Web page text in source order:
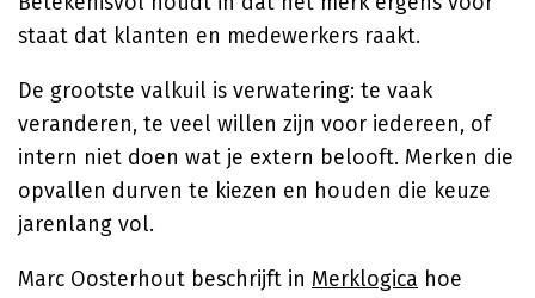
staat dat klanten en medewerkers raakt.
De grootste valkuil is verwatering: te vaak
veranderen, te veel willen zijn voor iedereen, of
intern niet doen wat je extern belooft. Merken die
opvallen durven te kiezen en houden die keuze
jarenlang vol.
Marc Oosterhout beschrijft in Merklogica hoe